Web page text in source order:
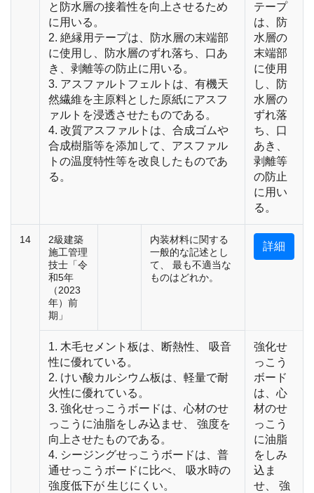
と防水層の接着性を向上させるため
に用いる。
2. 絶縁用テープは、防水層の末端部
に使用し、防水層のずれ落ち、口あ
き、剥離等の防止に用いる。
3. アスファルトフェルトは、有機天
然繊維を主原料とした原紙にアスフ
ァルトを浸透させたものである。
4. 改質アスファルトは、合成ゴムや
合成樹脂等を添加して、アスファル
トの温度特性等を改良したものであ
る。
テープ
は、防
水層の
末端部
に使用
し、防
水層の
ずれ落
ち、口
あき、
剥離等
の防止
に用い
る。
14
2級建築
施工管理
技士「令
和5年
（2023
年）前
期」
内装材料に関する
一般的な記述とし
て、 最も不適当な
ものはどれか。
詳細
1. 木毛セメント板は、断熱性、 吸音
性に優れている。
2. けい酸カルシウム板は、軽量で耐
火性に優れている。
3. 強化せっこうボードは、心材のせ
っこうに油脂をしみ込ませ、 強度を
向上させたものである。
4. シージングせっこうボードは、普
通せっこうボードに比べ、 吸水時の
強度低下が 生じにくい。
強化せ
っこう
ボード
は、心
材のせ
っこう
に油脂
をしみ
込ま
せ、 強